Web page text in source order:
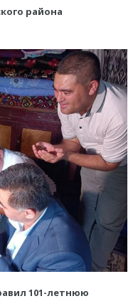
района
101-летнюю